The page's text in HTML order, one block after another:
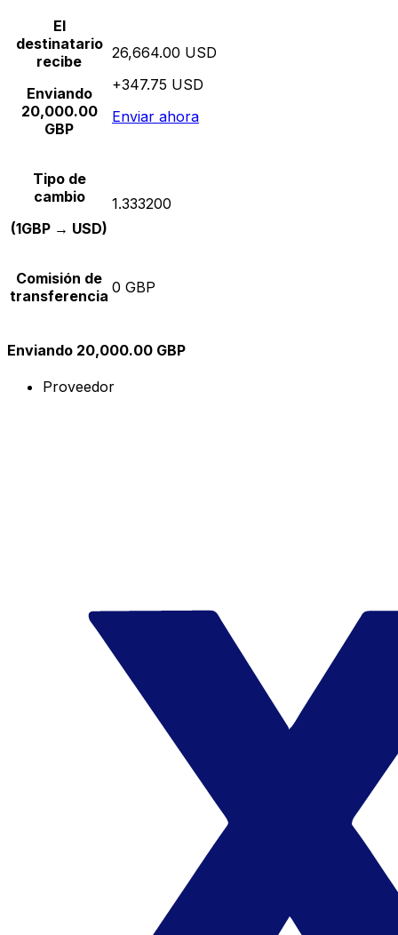
El
destinatario
recibe
Enviando
20,000.00
GBP
26,664.00 USD
+347.75 USD
Enviar ahora
Tipo de
cambio
(1GBP → USD)
1.333200
Comisión de
transferencia 0 GBP
Enviando 20,000.00 GBP
Proveedor